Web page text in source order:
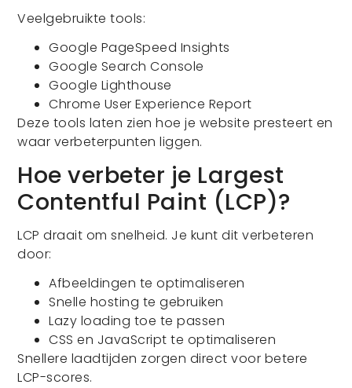
Veelgebruikte tools:
Google PageSpeed Insights
Google Search Console
Google Lighthouse
Chrome User Experience Report
Deze tools laten zien hoe je website presteert en
waar verbeterpunten liggen.
Hoe verbeter je Largest
Contentful Paint (LCP)?
LCP draait om snelheid. Je kunt dit verbeteren
door:
Afbeeldingen te optimaliseren
Snelle hosting te gebruiken
Lazy loading toe te passen
CSS en JavaScript te optimaliseren
Snellere laadtijden zorgen direct voor betere
LCP-scores.